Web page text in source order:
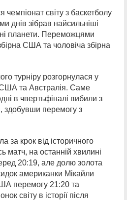
світу з баскетболу
днів зібрав найсильніші
планети. Переможцями
США та чоловіча збірна
турніру розгорнулася у
США та Австралія. Саме
в чвертьфіналі вибили з
здобувши перемогу з
за крок від історичного
матч, на останній хвилині
20:19, але долю золота
американки Мікайли
перемогу 21:20 та
світу в історії після